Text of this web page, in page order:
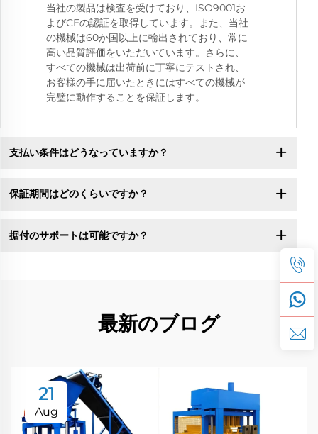
当社の製品は検査を受けており、ISO9001お
よびCEの認証を取得しています。また、当社
の機械は60か国以上に輸出されており、常に
高い品質評価をいただいています。さらに、
すべての機械は出荷前に丁寧にテストされ、
お客様の手に届いたときにはすべての機械が
完璧に動作することを保証します。
支払い条件はどうなっていますか？
保証期間はどのくらいですか？
据付のサポートは可能ですか？
最新のブログ
21
Aug